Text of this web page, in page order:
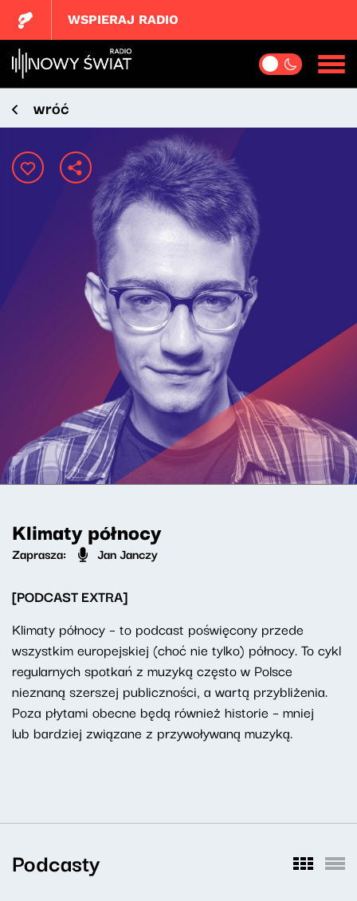
WSPIERAJ RADIO
wróć
Klimaty północy
Zaprasza: Jan Janczy
[PODCAST EXTRA]
Klimaty północy – to podcast poświęcony przede
wszystkim europejskiej (choć nie tylko) północy. To cykl
regularnych spotkań z muzyką często w Polsce
nieznaną szerszej publiczności, a wartą przybliżenia.
Poza płytami obecne będą również historie – mniej
lub bardziej związane z przywoływaną muzyką.
Podcasty